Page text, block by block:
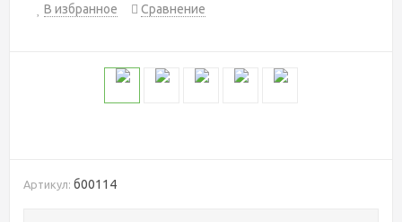
В избранное Сравнение
Артикул: б00114